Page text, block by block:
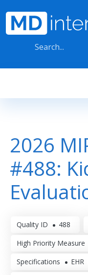
2026
#488:
Quality ID 488
High Priority Measure
Specifications EHR